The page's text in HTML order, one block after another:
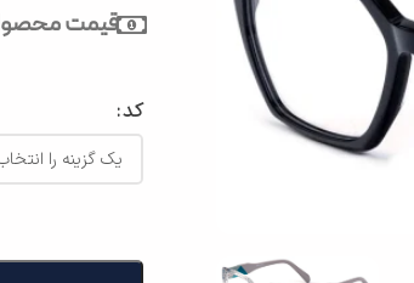
قیمت
کد